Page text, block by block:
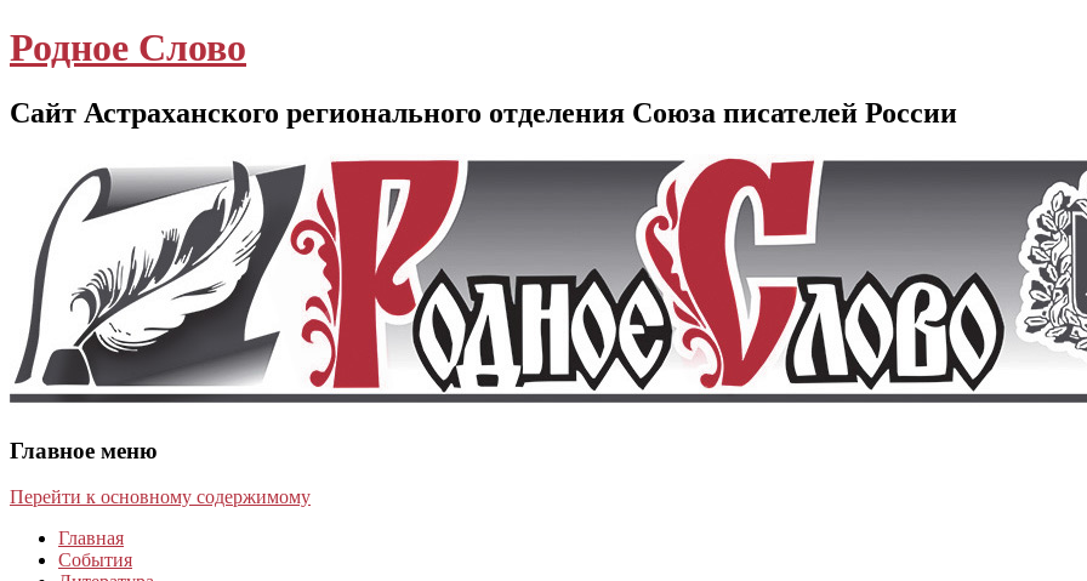
Родное Слово
Сайт Астраханского регионального отделения Союза писателей России
Главное меню
Перейти к основному содержимому
Главная
События